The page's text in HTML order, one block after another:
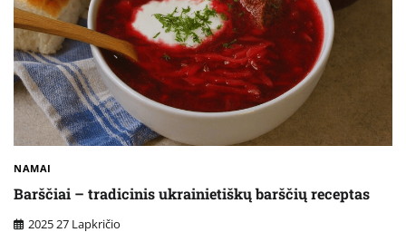
NAMAI
Barščiai – tradicinis ukrainietiškų barščių receptas
2025 27 Lapkričio